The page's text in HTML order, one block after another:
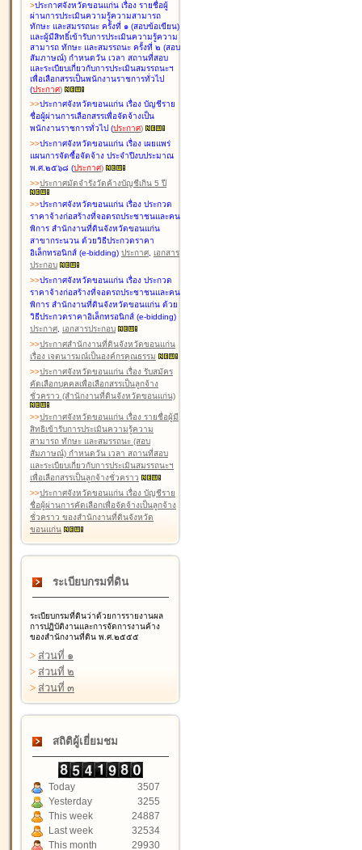
>ประกาศจังหวัดขอนแก่น เรื่อง รายชื่อผู้
ผ่านการประเมินความรู้ความสามารถ
ทักษะ และสมรรถนะ ครั้งที่ ๑ (สอบข้อเขียน)
และผู้มีสิทธิ์เข้ารับการประเมินความรู้ความ
สามารถ ทักษะ และสมรรถนะ ครั้งที่ ๒ (สอบ
สัมภาษณ์) กำหนดวัน เวลา สถานที่สอบ
และระเบียบเกี่ยวกับการประเมินสมรรถนะฯ
เพื่อเลือกสรรเป็นพนักงานราชการทั่วไป
(ประกาศ)
>>ประกาศจังหวัดขอนแก่น เรื่อง บัญชีราย
ชื่อผู้ผ่านการเลือกสรรเพื่อจัดจ้างเป็น
พนักงานราชการทั่วไป (ประกาศ)
>>ประกาศจังหวัดขอนแก่น เรื่อง เผยแพร่
แผนการจัดซื้อจัดจ้าง ประจำปีงบประมาณ
พ.ศ.๒๕๖๘ (ประกาศ)
>>ประกาศมัดจำรังวัดค้างบัญชีเกิน 5 ปี
>>ประกาศจังหวัดขอนแก่น เรื่อง ประกวด
ราคาจ้างก่อสร้างที่จอดรถประชาชนและคน
พิการ สำนักงานที่ดินจังหวัดขอนแก่น
สาขากระนวน ด้วยวิธีประกวดราคา
อิเล็กทรอนิกส์ (e-bidding) ประกาศ, เอกสาร
ประกอบ
>>ประกาศจังหวัดขอนแก่น เรื่อง ประกวด
ราคาจ้างก่อสร้างที่จอดรถประชาชนและคน
พิการ สำนักงานที่ดินจังหวัดขอนแก่น ด้วย
วิธีประกวดราคาอิเล็กทรอนิกส์ (e-bidding)
ประกาศ, เอกสารประกอบ
>>ประกาศสำนักงานที่ดินจังหวัดขอนแก่น
เรื่อง เจตนารมณ์เป็นองค์กรคุณธรรม
>>ประกาศจังหวัดขอนแก่น เรื่อง รับสมัคร
คัดเลือกบุคคลเพื่อเลือกสรรเป็นลูกจ้าง
ชั่วคราว (สำนักงานที่ดินจังหวัดขอนแก่น)
>>ประกาศจังหวัดขอนแก่น เรื่อง รายชื่อผู้มี
สิทธิเข้ารับการประเมินความรู้ความ
สามารถ ทักษะ และสมรรถนะ (สอบ
สัมภาษณ์) กำหนดวัน เวลา สถานที่สอบ
และระเบียบเกี่ยวกับการประเมินสมรรถนะฯ
เพื่อเลือกสรรเป็นลูกจ้างชั่วคราว
>>ประกาศจังหวัดขอนแก่น เรื่อง บัญชีราย
ชื่อผู้ผ่านการคัดเลือกเพื่อจัดจ้างเป็นลูกจ้าง
ชั่วคราว ของสำนักงานที่ดินจังหวัด
ขอนแก่น
ระเบียบกรมที่ดิน
ระเบียบกรมที่ดินว่าด้วยการรายงานผล
การปฏิบัติงานและการจัดการงานค้าง
ของสำนักงานที่ดิน พ.ศ.๒๕๕๕
> ส่วนที่ ๑
> ส่วนที่ ๒
> ส่วนที่ ๓
สถิติผู้เยี่ยมชม
Today
3507
Yesterday
3255
This week
24887
Last week
32534
This month
29930